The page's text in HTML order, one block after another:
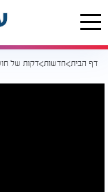
דף הבית חדשות